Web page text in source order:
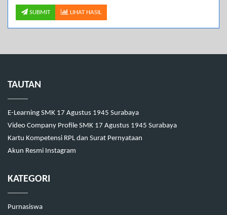
SUBMIT LIHAT HASIL
TAUTAN
E-Learning SMK 17 Agustus 1945 Surabaya
Video Company Profile SMK 17 Agustus 1945 Surabaya
Kartu Kompetensi RPL dan Surat Pernyataan
Akun Resmi Instagram
KATEGORI
Purnasiswa